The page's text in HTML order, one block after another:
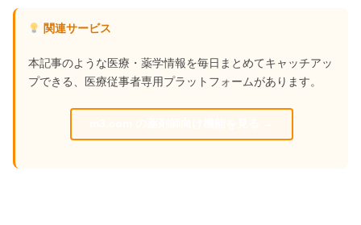
関連サービス
本記事のような医療・薬学情報を毎日まとめてキャッチアッ
プできる、医療従事者専用プラットフォームがあります。